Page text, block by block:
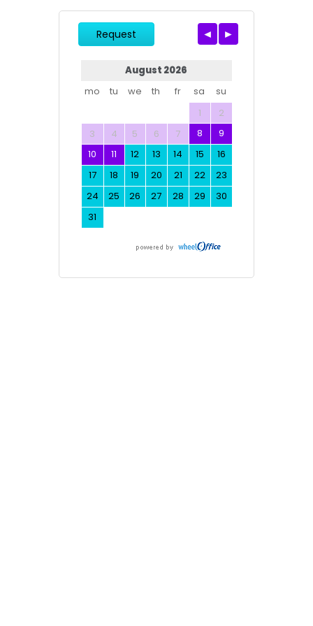
Request
August 2026
mo
tu we th fr sa
su
1
2
3
4 5 6 7 8
9
10
11 12 13 14 15
16
17
18 19 20 21 22
23
24
25 26 27 28 29
30
31